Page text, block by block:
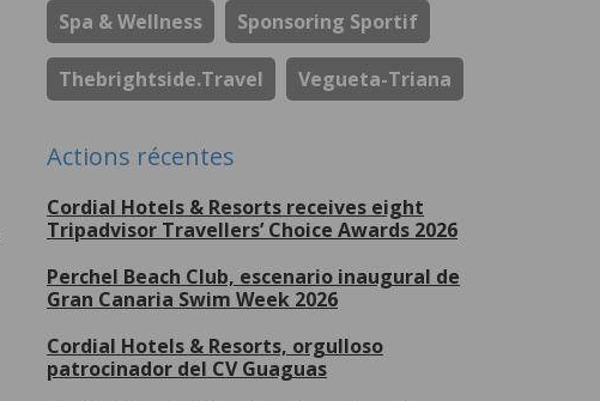
Spa & Wellness Sponsoring Sportif
Thebrightside.travel Vegueta-Triana
Actions récentes
Cordial Hotels & Resorts receives eight
Tripadvisor Travellers’ Choice Awards 2026
Perchel Beach Club, escenario inaugural de
Gran Canaria Swim Week 2026
Cordial Hotels & Resorts, orgulloso
patrocinador del CV Guaguas